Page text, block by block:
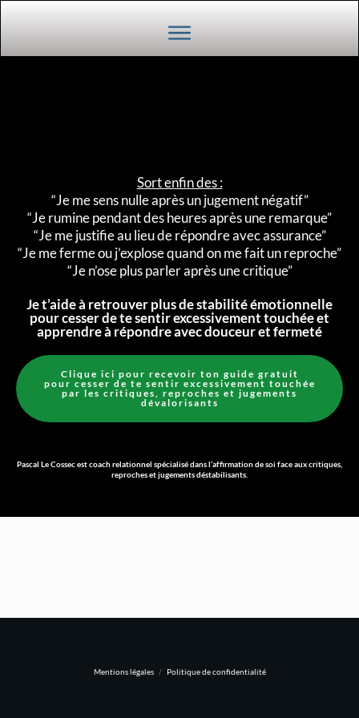
Sort enfin des :
“Je me sens nulle après un jugement négatif”
“Je rumine pendant des heures après une remarque”
“Je me justifie au lieu de répondre avec assurance”
“Je me ferme ou j’explose quand on me fait un reproche”
“Je n’ose plus parler après une critique”
Je t’aide à retrouver plus de stabilité émotionnelle
pour cesser de te sentir excessivement touchée et
apprendre à répondre avec douceur et fermeté
Clique ici pour recevoir ton guide gratuit
pour cesser de te sentir excessivement touchée
par les critiques, reproches et jugements
dévalorisants
Pascal Le Cossec est coach relationnel spécialisé dans l’affirmation de soi face aux critiques,
reproches et jugements déstabilisants.
Mentions légales / Politique de confidentialité